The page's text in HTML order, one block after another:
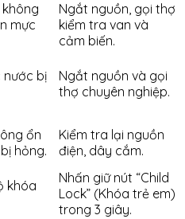
mực
Ngắt nguồn, gọi thợ
kiểm tra van và
cảm biến.
nước bị
Ngắt nguồn và gọi
thợ chuyên nghiệp.
ổn
hỏng.
Kiểm tra lại nguồn
điện, dây cắm.
khóa
Nhấn giữ nút “Child
Lock” (Khóa trẻ em)
trong 3 giây.